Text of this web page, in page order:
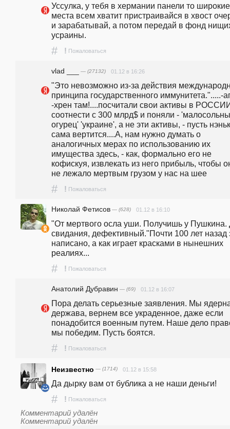
Уссулка, у тебя в хермании панели то
места всем хватит пристраивайся в хвост
и зарабатывай, а потом передай в фонд
усраины.
# ! Пожаловаться
vlad ___ — (27132) 01.12 в 16:26
"Это невозможно из-за действия
принципа государственного иммунитета.".....-
-хрен там!....посчитали свои активы в
соотнести с 300 млрд$ и поняли -
огурец' 'украине', а не эти активы, - пусть
сама вертится....А, нам нужно думать о
аналогичных мерах по использованию их
имущества здесь, - как, формально его не
кофискуя, извлекать из него прибыль, чтобы
не лежало мертвым грузом у нас на шее
# ! Пожаловаться
Николай Фетисов — (628) 01.12 в 16:10
"От мертвого осла уши. Получишь у Пушкина.
свидания, дефективный."Почти 100 лет назад
написано, а как играет красками в нынешних
реалиях...
# ! Пожаловаться
Анатолий Дубравин — (69) 01.12 в 16:07
Пора делать серьезные заявления. Мы
держава, вернем все украденное, даже если
понадобится военным путем. Наше дело
мы победим. Пусть боятся.
# ! Пожаловаться
Неизвестно — (1714) 01.12 в 15:58
Да дырку вам от бублика а не наши деньги!
# ! Пожаловаться
Комментарий удалён
Комментарий удалён